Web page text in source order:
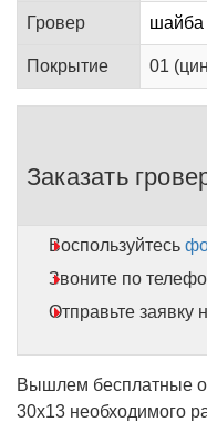
Гровер шайба
Покрытие 01
Заказать
Воспользуйтесь
Звоните по
Отправьте заявку
Вышлем бесплатные
30х13 необходимого